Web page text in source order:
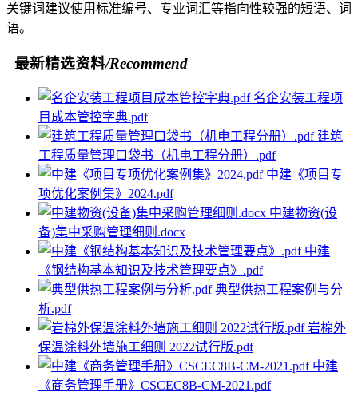
关键词建议使用标准编号、专业词汇等指向性较强的短语、词
语。
最新精选资料/Recommend
名企安装工程项
目成本管控字典.pdf
建筑
工程质量管理口袋书（机电工程分册）.pdf
中建《项目专
项优化案例集》2024.pdf
中建物资(设
备)集中采购管理细则.docx
中建
《钢结构基本知识及技术管理要点》.pdf
典型供热工程案例与分
析.pdf
岩棉外
保温涂料外墙施工细则 2022试行版.pdf
中建
《商务管理手册》CSCEC8B-CM-2021.pdf